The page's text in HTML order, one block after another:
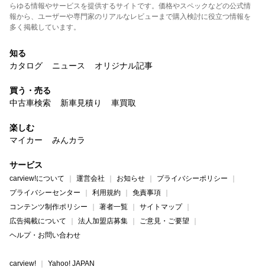
らゆる情報やサービスを提供するサイトです。価格やスペックなどの公式情
報から、ユーザーや専門家のリアルなレビューまで購入検討に役立つ情報を
多く掲載しています。
知る
カタログ
ニュース オリジナル記事
買う・売る
中古車検索
新車見積り 車買取
楽しむ
マイカー
みんカラ
サービス
carview!について 運営会社 お知らせ
プライバシーポリシー
プライバシーセンター
利用規約
免責事項
コンテンツ制作ポリシー
著者一覧
サイトマップ
広告掲載について
法人加盟店募集
ご意見・ご要望
ヘルプ・お問い合わせ
carview! Yahoo! JAPAN